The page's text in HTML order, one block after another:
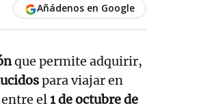
Añádenos en Google
que permite adquirir,
para viajar en
entre el1 de octubre de